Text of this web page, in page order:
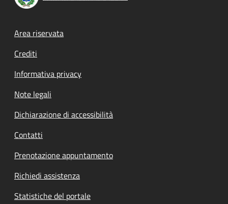
Footer menu
Area riservata
Crediti
Informativa privacy
Note legali
Dichiarazione di accessibilità
Contatti
Prenotazione appuntamento
Richiedi assistenza
Statistiche del portale